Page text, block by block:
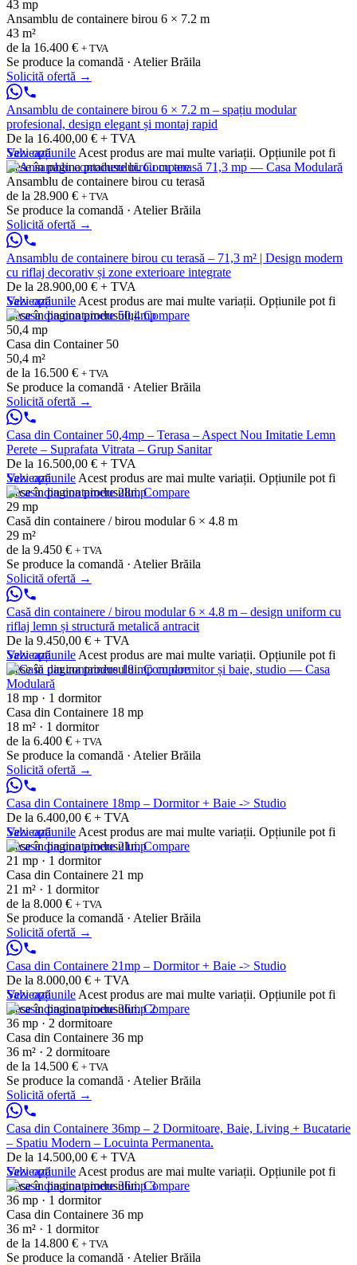
43 mp
Ansamblu de containere birou 6 × 7.2 m
43 m²
de la 16.400 € + TVA
Se produce la comandă · Atelier Brăila
Solicită ofertă →
Ansamblu de containere birou 6 × 7.2 m – spațiu modular
profesional, design elegant și montaj rapid
De la 16.400,00 € + TVA
Vezi opțiunile Acest produs are mai multe variații. Opțiunile pot fi
alese în pagina produsului.Compare
Salvează
Ansamblu de containere birou cu terasă
de la 28.900 € + TVA
Se produce la comandă · Atelier Brăila
Solicită ofertă →
Ansamblu de containere birou cu terasă – 71,3 m² | Design modern
cu riflaj decorativ și zone exterioare integrate
De la 28.900,00 € + TVA
Vezi opțiunile Acest produs are mai multe variații. Opțiunile pot fi
alese în pagina produsului.Compare
Salvează
50,4 mp
Casa din Container 50
50,4 m²
de la 16.500 € + TVA
Se produce la comandă · Atelier Brăila
Solicită ofertă →
Casa din Container 50,4mp – Terasa – Aspect Nou Imitatie Lemn
Perete – Suprafata Vitrata – Grup Sanitar
De la 16.500,00 € + TVA
Vezi opțiunile Acest produs are mai multe variații. Opțiunile pot fi
alese în pagina produsului.Compare
Salvează
29 mp
Casă din containere / birou modular 6 × 4.8 m
29 m²
de la 9.450 € + TVA
Se produce la comandă · Atelier Brăila
Solicită ofertă →
Casă din containere / birou modular 6 × 4.8 m – design uniform cu
riflaj lemn și structură metalică antracit
De la 9.450,00 € + TVA
Vezi opțiunile Acest produs are mai multe variații. Opțiunile pot fi
alese în pagina produsului.Compare
Salvează
18 mp · 1 dormitor
Casa din Containere 18 mp
18 m² · 1 dormitor
de la 6.400 € + TVA
Se produce la comandă · Atelier Brăila
Solicită ofertă →
Casa din Containere 18mp – Dormitor + Baie -> Studio
De la 6.400,00 € + TVA
Vezi opțiunile Acest produs are mai multe variații. Opțiunile pot fi
alese în pagina produsului.Compare
Salvează
21 mp · 1 dormitor
Casa din Containere 21 mp
21 m² · 1 dormitor
de la 8.000 € + TVA
Se produce la comandă · Atelier Brăila
Solicită ofertă →
Casa din Containere 21mp – Dormitor + Baie -> Studio
De la 8.000,00 € + TVA
Vezi opțiunile Acest produs are mai multe variații. Opțiunile pot fi
alese în pagina produsului.Compare
Salvează
36 mp · 2 dormitoare
Casa din Containere 36 mp
36 m² · 2 dormitoare
de la 14.500 € + TVA
Se produce la comandă · Atelier Brăila
Solicită ofertă →
Casa din Containere 36mp – 2 Dormitoare, Baie, Living + Bucatarie
– Spatiu Modern – Locuinta Permanenta.
De la 14.500,00 € + TVA
Vezi opțiunile Acest produs are mai multe variații. Opțiunile pot fi
alese în pagina produsului.Compare
Salvează
36 mp · 1 dormitor
Casa din Containere 36 mp
36 m² · 1 dormitor
de la 14.800 € + TVA
Se produce la comandă · Atelier Brăila